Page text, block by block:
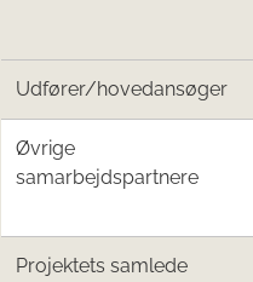
Udfører/hovedansøger
Øvrige
samarbejdspartnere
Projektets samlede